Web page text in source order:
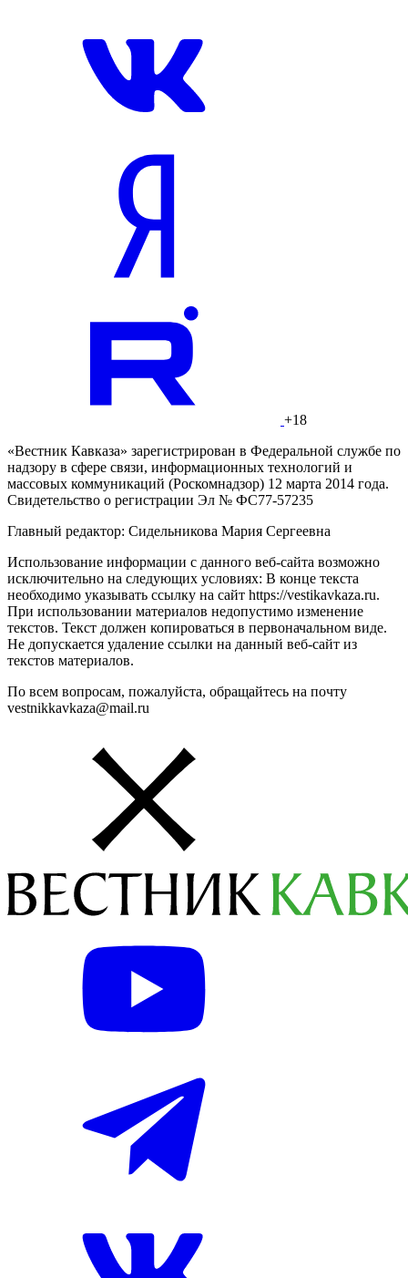
+18
«Вестник Кавказа» зарегистрирован в Федеральной службе по
надзору в сфере связи, информационных технологий и
массовых коммуникаций (Роскомнадзор) 12 марта 2014 года.
Свидетельство о регистрации Эл № ФС77-57235
Главный редактор: Сидельникова Мария Сергеевна
Использование информации с данного веб-сайта возможно
исключительно на следующих условиях: В конце текста
необходимо указывать ссылку на сайт https://vestikavkaza.ru.
При использовании материалов недопустимо изменение
текстов. Текст должен копироваться в первоначальном виде.
Не допускается удаление ссылки на данный веб-сайт из
текстов материалов.
По всем вопросам, пожалуйста, обращайтесь на почту
vestnikkavkaza@mail.ru